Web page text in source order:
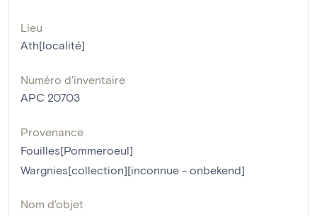
Lieu
Ath[localité]
Numéro d'inventaire
APC 20703
Provenance
Fouilles[Pommeroeul]
Wargnies[collection][inconnue - onbekend]
Nom d'objet